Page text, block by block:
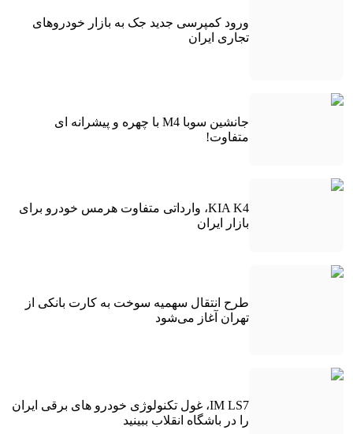
ورود کمپرسی جدید جک به بازار خودروهای
تجاری ایران
جانشین سوبا M4 با چهره و پیشرانه ای
متفاوت!
KIA K4، وارداتی متفاوت هرمس خودرو برای
بازار ایران
طرح انتقال سهمیه سوخت به کارت بانکی از
تهران آغاز می‌شود
IM LS7، غول تکنولوژی خودرو های برقی ایران
را در باشگاه انقلاب ببینید